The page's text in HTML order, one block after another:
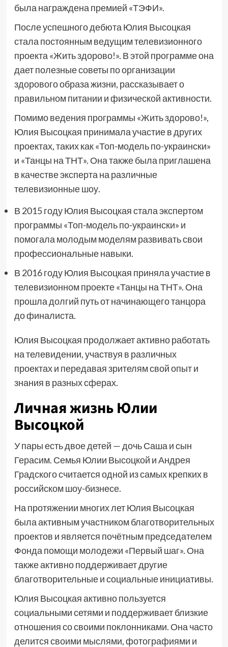
была награждена премией «ТЭФИ».
После успешного дебюта Юлия Высоцкая
стала постоянным ведущим телевизионного
проекта «Жить здорово!». В этой программе она
дает полезные советы по организации
здорового образа жизни, рассказывает о
правильном питании и физической активности.
Помимо ведения программы «Жить здорово!»,
Юлия Высоцкая принимала участие в других
проектах, таких как «Топ-модель по-украински»
и «Танцы на ТНТ». Она также была приглашена
в качестве эксперта на различные
телевизионные шоу.
В 2015 году Юлия Высоцкая стала экспертом
программы «Топ-модель по-украински» и
помогала молодым моделям развивать свои
профессиональные навыки.
В 2016 году Юлия Высоцкая приняла участие в
телевизионном проекте «Танцы на ТНТ». Она
прошла долгий путь от начинающего танцора
до финалиста.
Юлия Высоцкая продолжает активно работать
на телевидении, участвуя в различных
проектах и передавая зрителям свой опыт и
знания в разных сферах.
Личная жизнь Юлии
Высоцкой
У пары есть двое детей — дочь Саша и сын
Герасим. Семья Юлии Высоцкой и Андрея
Градского считается одной из самых крепких в
российском шоу-бизнесе.
На протяжении многих лет Юлия Высоцкая
была активным участником благотворительных
проектов и является почётным председателем
Фонда помощи молодежи «Первый шаг». Она
также активно поддерживает другие
благотворительные и социальные инициативы.
Юлия Высоцкая активно пользуется
социальными сетями и поддерживает близкие
отношения со своими поклонниками. Она часто
делится своими мыслями, фотографиями и